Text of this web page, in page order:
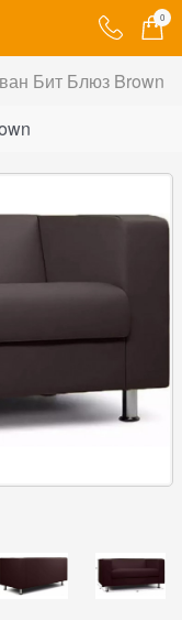
0
Бит Блюз Brown